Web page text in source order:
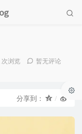
次浏览
暂无评论
分享到：